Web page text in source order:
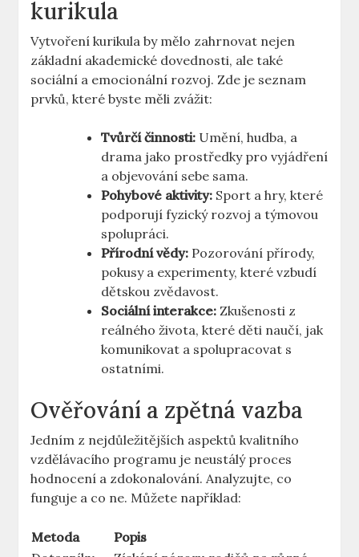
kurikula
Vytvoření kurikula by mělo zahrnovat nejen
základní akademické dovednosti, ale také
sociální a emocionální rozvoj. Zde je seznam
prvků, které byste měli zvážit:
Tvůrčí činnosti: Umění, hudba, a
drama jako prostředky pro vyjádření
a objevování sebe sama.
Pohybové aktivity: Sport a hry, které
podporují fyzický rozvoj a týmovou
spolupráci.
Přírodní vědy: Pozorování přírody,
pokusy a experimenty, které vzbudí
dětskou zvědavost.
Sociální interakce: Zkušenosti z
reálného života, které děti naučí, jak
komunikovat a spolupracovat s
ostatními.
Ověřování a zpětná vazba
Jedním z nejdůležitějších aspektů kvalitního
vzdělávacího programu je neustálý proces
hodnocení a zdokonalování. Analyzujte, co
funguje a co ne. Můžete například:
Metoda
Popis